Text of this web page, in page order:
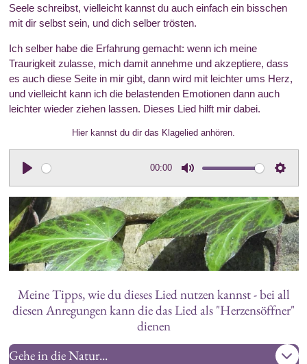
Seele schreibst, vielleicht kannst du auch einfach ein bisschen
mit dir selbst sein, und dich selber trösten.
Ich selber habe die Erfahrung gemacht: wenn ich meine
Traurigkeit zulasse, mich damit annehme und akzeptiere, dass
es auch diese Seite in mir gibt, dann wird mit leichter ums Herz,
und vielleicht kann ich die belastenden Emotionen dann auch
leichter wieder ziehen lassen. Dieses Lied hilft mir dabei.
Hier kannst du dir das Klagelied anhören.
l
a
y
00:00
u
t
e
e
t
t
i
n
s
Meine Tipps, wie du dieses Lied nutzen kannst - bei all
diesen Anregungen kann die das Lied als "Herzensöffner"
dienen
Gehe in die Natur...